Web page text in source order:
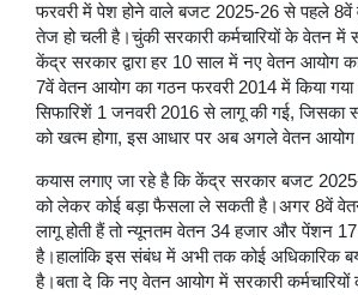
फरवरी में पेश होने वाले बजट 2025-26 से पहले 8वें
तेज हो चली है।चुंकी सरकारी कर्मचारियों के वेतन
केंद्र सरकार द्वारा हर 10 साल में नए वेतन आयोग
7वें वेतन आयोग का गठन फरवरी 2014 में किया
सिफारिशें 1 जनवरी 2016 से लागू की गई, जिसका
को खत्म होगा, इस आधार पर अब अगले वेतन आयोग
कयास लगाए जा रहे है कि केंद्र सरकार बजट
को लेकर कोई बड़ा फैसला ले सकती है।अगर 8वें
लागू होती हैं तो न्यूनतम वेतन 34 हजार और पेंशन
है।हालांकि इस संबंध में अभी तक कोई अधिकारिक
है।बता दे कि नए वेतन आयोग में सरकारी